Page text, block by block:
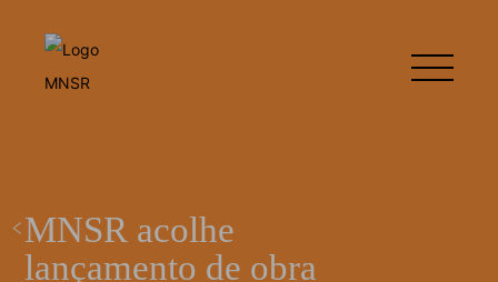
MNSR acolhe
lançamento de obra